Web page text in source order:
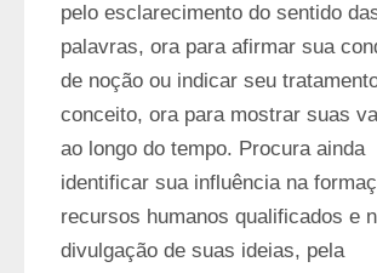
pelo esclarecimento do sentido
palavras, ora para afirmar sua
de noção ou indicar seu
conceito, ora para mostrar suas
ao longo do tempo. Procura ainda
identificar sua influência na
recursos humanos qualificados e
divulgação de suas ideias, pela